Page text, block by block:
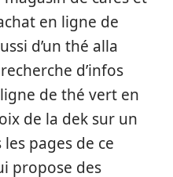
en ligne de
d’un thé alla
d’infos
de thé vert en
de la dek sur un
pages de ce
propose des